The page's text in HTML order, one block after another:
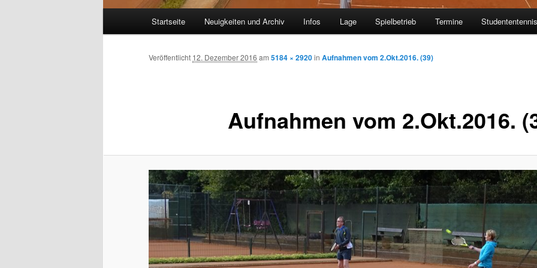
Startseite Neuigkeiten und Archiv Infos Lage Spielbetrieb Termine Studententennis
Aufnahmen vom 2.Okt.2016.
Veröffentlicht 12. Dezember 2016 am 5184 × 2920in Aufnahmen vom 2.Okt.2016. (39)